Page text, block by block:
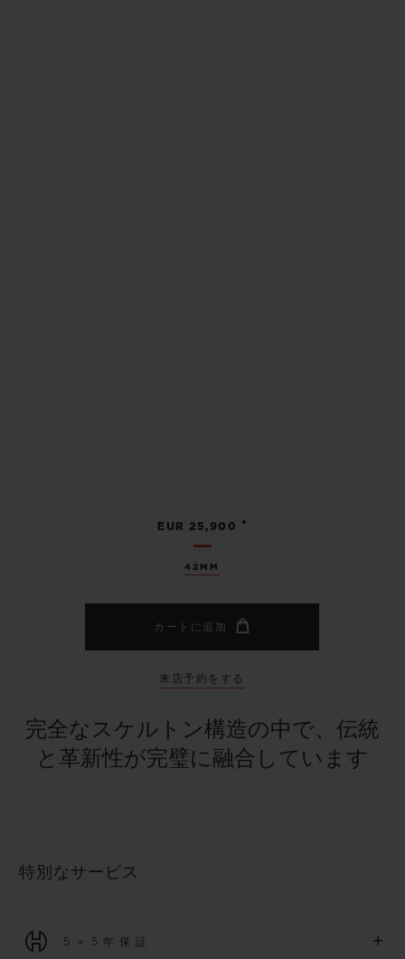
42MM
EUR 25,900 •
カートに追加
来店予約をする
完全なスケルトン構造の中で、伝統
と革新性が完璧に融合しています
特別なサービス
5＋5年保証 +